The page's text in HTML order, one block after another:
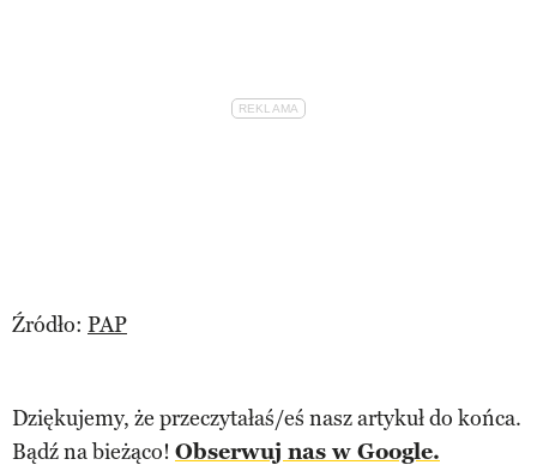
Źródło: PAP
Dziękujemy, że przeczytałaś/eś nasz artykuł do końca.
Bądź na bieżąco! Obserwuj nas w Google.